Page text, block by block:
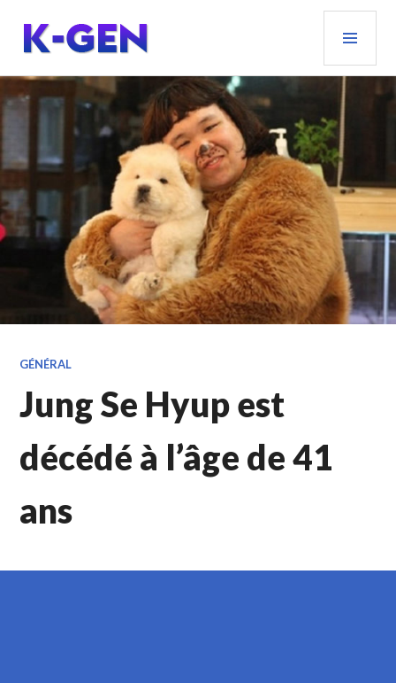
contenu
principal
K-GEN
GÉNÉRAL
Jung Se Hyup est
décédé à l’âge de 41
ans